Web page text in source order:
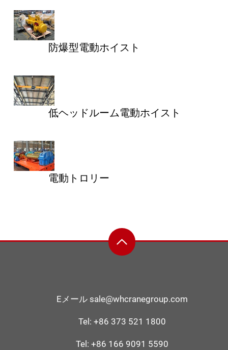
防爆型電動ホイスト
低ヘッドルーム電動ホイスト
電動トロリー
Eメール sale@whcranegroup.com
Tel: +86 373 521 1800
Tel: +86 166 9091 5590